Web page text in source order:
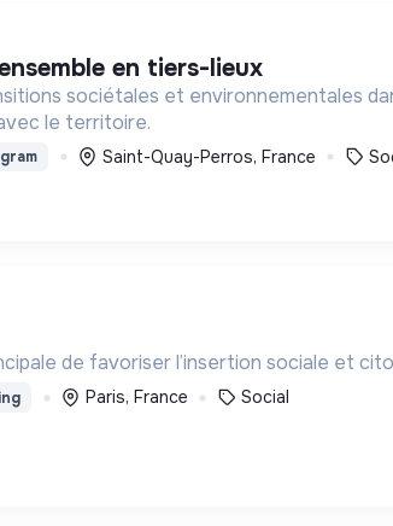
en tiers-lieux
sociétales et environnementales
le territoire.
Saint-Quay-Perros, France
de favoriser l’insertion sociale et
Paris, France Social